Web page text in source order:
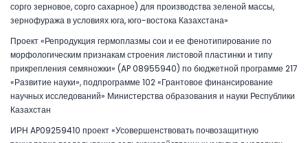
сорго зерновое, сорго сахарное) для производства зеленой массы,
зернофуража в условиях юга, юго-востока Казахстана»
Проект «Репродукция гермоплазмы сои и ее фенотипирование по
морфологическим признакам строения листовой пластинки и типу
прикрепления семяножки» (AP 08955940) по бюджетной программе 217
«Развитие науки», подпрограмме 102 «Грантовое финансирование
научных исследований» Министерства образования и науки Республики
Казахстан
ИРН AP09259410 проект «Усовершенствовать почвозащитную